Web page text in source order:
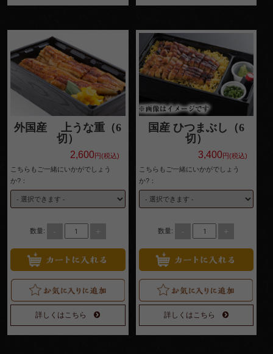
外国産 上うな重（6
切）
2,600円(税込)
こちらもご一緒にいかがでしょう
か?：
数量: - +
詳しくはこちら
国産 ひつまぶし（6
切）
3,400円(税込)
こちらもご一緒にいかがでしょう
か?：
数量: - +
詳しくはこちら